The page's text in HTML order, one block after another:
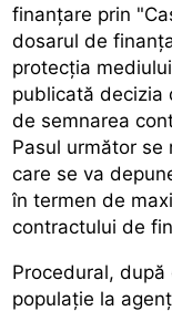
finanțare prin
dosarul de
protecția
publicată decizia
de semnarea
Pasul următor se
care se va
în termen de
contractului de
Procedural,
populație la